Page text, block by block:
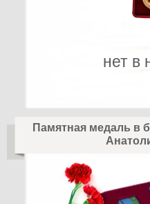
нет в
Памятная медаль в